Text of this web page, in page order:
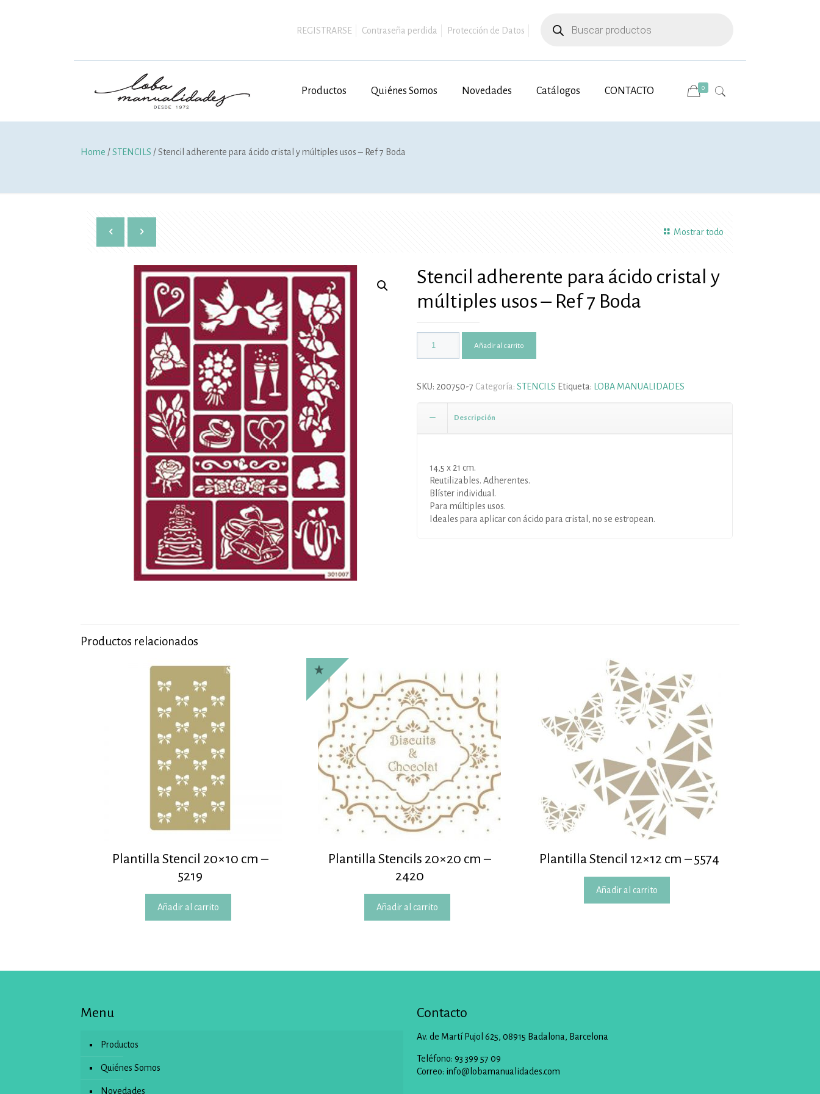
REGISTRARSE Contraseña perdida Protección de Datos
productos
Productos Quiénes Somos Novedades Catálogos CONTACTO 0
Home /STENCILS / Stencil adherente para ácido cristal y múltiples usos – Ref 7 Boda
Mostrar todo
Stencil adherente para ácido cristal y
múltiples usos – Ref 7 Boda
Añadir al carrito
SKU: 200750-7 Categoría: STENCILS Etiqueta: LOBA MANUALIDADES
Descripción
14,5 x 21 cm.
Reutilizables. Adherentes.
Blíster individual.
Para múltiples usos.
Ideales para aplicar con ácido para cristal, no se estropean.
Productos relacionados
Plantilla Stencil 20×10 cm –
5219
Añadir al carrito
Plantilla Stencils 20×20 cm –
2420
Añadir al carrito
Plantilla Stencil 12×12 cm – 5574
Añadir al carrito
Menu
Productos
Quiénes Somos
Novedades
Contacto
Av. de Martí Pujol 625, 08915 Badalona, Barcelona
Teléfono: 93 399 57 09
Correo: info@lobamanualidades.com